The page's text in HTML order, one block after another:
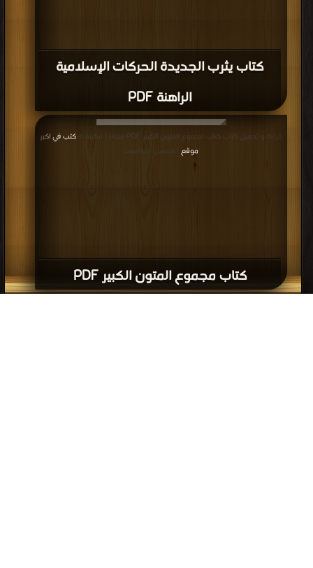
كتاب يثرب الجديدة الحركات الإسلامية
الراهنة PDF
كتاب مجموع المتون الكبير PDF
قراءة و تحميل كتاب كتاب مجموع المتون الكبير PDF مجانا | مكتبة >
كتب في اكبر
موقع
| التحميل : مرة/مرات